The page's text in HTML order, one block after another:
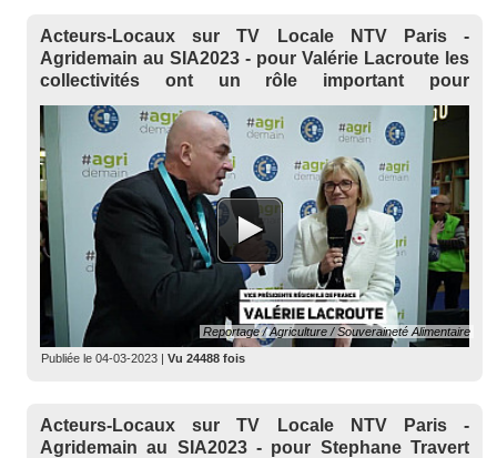
Acteurs-Locaux sur TV Locale NTV Paris -
Agridemain au SIA2023 - pour Valérie Lacroute les
collectivités ont un rôle important pour
accompagner les agriculteurs
Reportage / Agriculture / Souveraineté Alimentaire
Publiée le 04-03-2023 | Vu 24488 fois
Acteurs-Locaux sur TV Locale NTV Paris -
Agridemain au SIA2023 - pour Stephane Travert